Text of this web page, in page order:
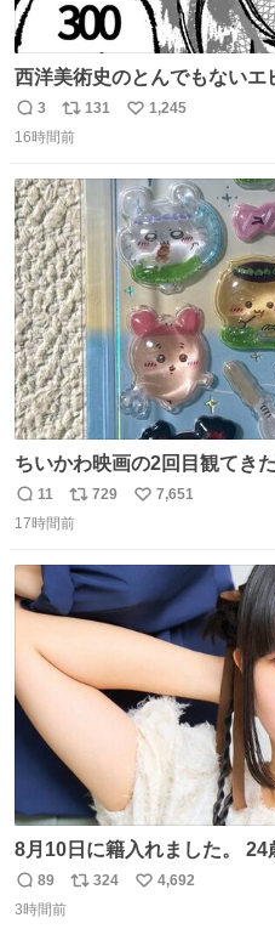
西洋美術史のとんでもないエ
モネのエピソード大体面白い
返
信
3
リ
ポ
ト
数
131
い
数
1,245
16時間前
ちいかわ映画の2回目観てき
「ハモりすごいよッ…」に対
まそんな場合じゃねぇだろお
返
信
11
リ
ポ
ト
数
729
い
7,651
17時間前
8月10日に籍入れました。 24
返
信
89
リ
324
い
4,692
3時間前